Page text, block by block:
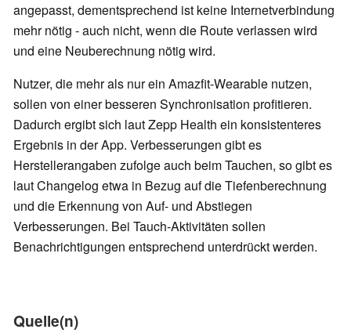
angepasst, dementsprechend ist keine Internetverbindung
mehr nötig - auch nicht, wenn die Route verlassen wird
und eine Neuberechnung nötig wird.
Nutzer, die mehr als nur ein Amazfit-Wearable nutzen,
sollen von einer besseren Synchronisation profitieren.
Dadurch ergibt sich laut Zepp Health ein konsistenteres
Ergebnis in der App. Verbesserungen gibt es
Herstellerangaben zufolge auch beim Tauchen, so gibt es
laut Changelog etwa in Bezug auf die Tiefenberechnung
und die Erkennung von Auf- und Abstiegen
Verbesserungen. Bei Tauch-Aktivitäten sollen
Benachrichtigungen entsprechend unterdrückt werden.
Quelle(n)